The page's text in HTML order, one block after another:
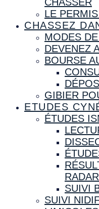
LE
CHASSEZ
MODES
DEVENEZ
BOURSE
GIBIER
ETUDES
ÉTUDES
SUIVI
SUIVI